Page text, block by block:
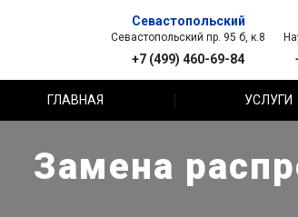
Севастопольский
Севастопольский пр. 95 б, к.8
+7 (499) 460-69-84
ГЛАВНАЯ УСЛУГИ
Замена